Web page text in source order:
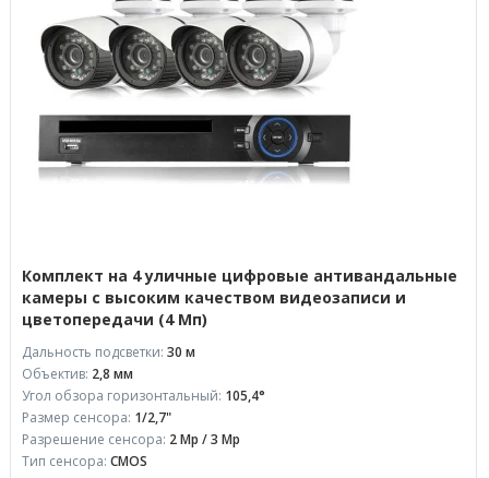
Комплект на 4 уличные цифровые антивандальные
камеры с высоким качеством видеозаписи и
цветопередачи (4 Мп)
Дальность подсветки: 30 м
Объектив: 2,8 мм
Угол обзора горизонтальный: 105,4°
Размер сенсора: 1/2,7"
Разрешение сенсора: 2 Mp / 3 Mp
Тип сенсора: CMOS